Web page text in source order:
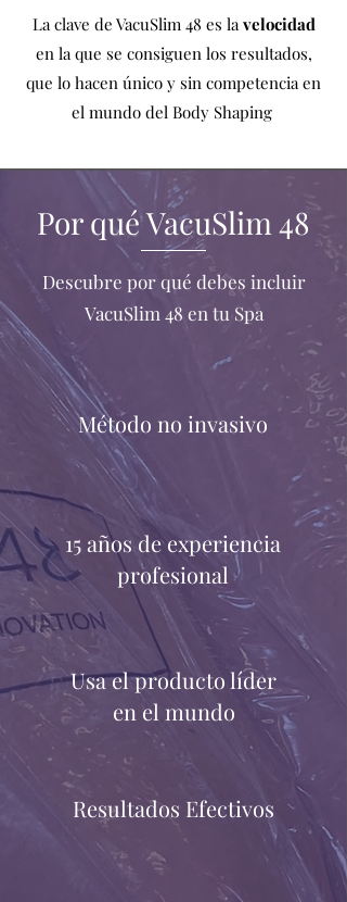
La clave de VacuSlim 48 es lavelocidad
en la que se consiguen los resultados,
que lo hacen único y sin competencia en
el mundo del Body Shaping
Por qué VacuSlim 48
Descubre por qué debes incluir
VacuSlim 48 en tu Spa
Método no invasivo
15 años de experiencia
profesional
Usa el producto líder
en el mundo
Resultados Efectivos